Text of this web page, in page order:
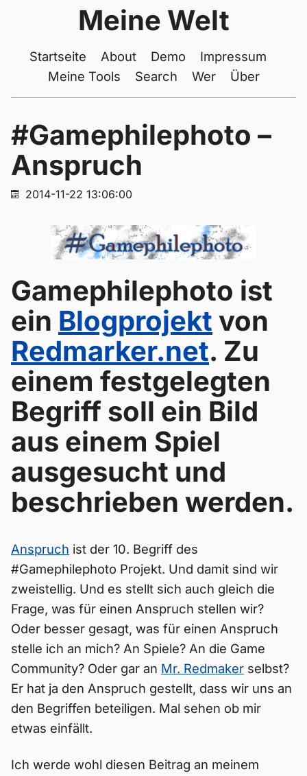
Meine Welt
Startseite About Demo
Impressum
Meine Tools
Search Wer Über
#Gamephilephoto –
Anspruch
2014-11-22 13:06:00
Gamephilephoto ist
ein Blogprojekt von
Redmarker.net. Zu
einem festgelegten
Begriff soll ein Bild
aus einem Spiel
ausgesucht und
beschrieben werden.
Anspruch ist der 10. Begriff des
#Gamephilephoto Projekt. Und damit sind wir
zweistellig. Und es stellt sich auch gleich die
Frage, was für einen Anspruch stellen wir?
Oder besser gesagt, was für einen Anspruch
stelle ich an mich? An Spiele? An die Game
Community? Oder gar an Mr. Redmaker selbst?
Er hat ja den Anspruch gestellt, dass wir uns an
den Begriffen beteiligen. Mal sehen ob mir
etwas einfällt.
Ich werde wohl diesen Beitrag an meinem